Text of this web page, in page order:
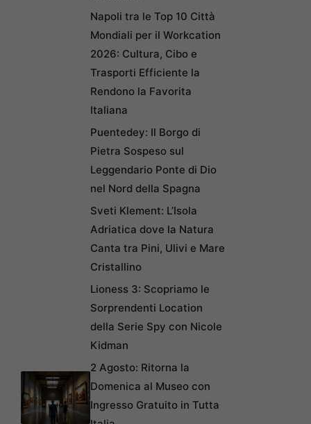
Napoli tra le Top 10 Città
Mondiali per il Workcation
2026: Cultura, Cibo e
Trasporti Efficiente la
Rendono la Favorita
Italiana
Puentedey: Il Borgo di
Pietra Sospeso sul
Leggendario Ponte di Dio
nel Nord della Spagna
Sveti Klement: L’Isola
Adriatica dove la Natura
Canta tra Pini, Ulivi e Mare
Cristallino
Lioness 3: Scopriamo le
Sorprendenti Location
della Serie Spy con Nicole
Kidman
2 Agosto: Ritorna la
Domenica al Museo con
Ingresso Gratuito in Tutta